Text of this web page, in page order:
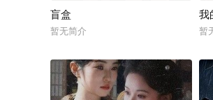
盲盒
暂无简介
我
暂